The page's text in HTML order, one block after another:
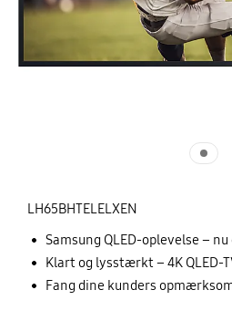
LH65BHTELELXEN
Samsung QLED-oplevelse –
Klart og lysstærkt – 4K QLED-
Fang dine kunders